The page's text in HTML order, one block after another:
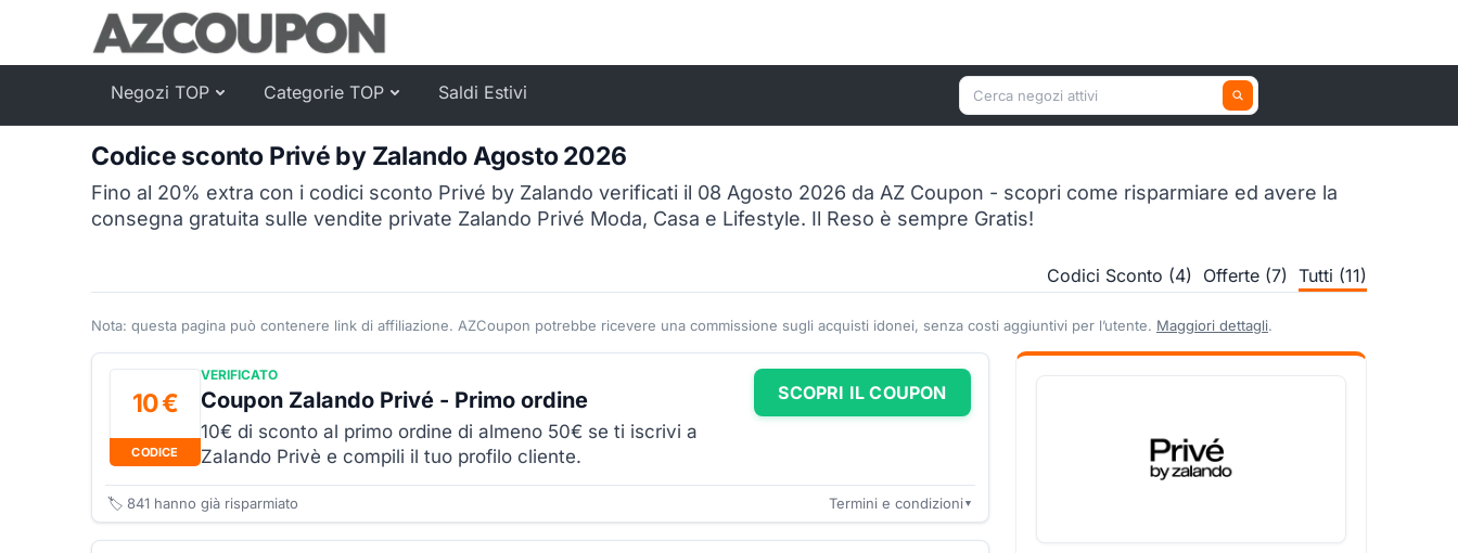
Negozi TOP Categorie TOP Saldi Estivi
Cerca un negozio attivo
Codice sconto Privé by Zalando Agosto 2026
Fino al 20% extra con i codici sconto Privé by Zalando verificati il 08 Agosto 2026 da AZ Coupon - scopri come risparmiare ed avere la
consegna gratuita sulle vendite private Zalando Privé Moda, Casa e Lifestyle. Il Reso è sempre Gratis!
Codici Sconto (4) Offerte (7) Tutti (11)
Nota: questa pagina può contenere link di affiliazione. AZCoupon potrebbe ricevere una commissione sugli acquisti idonei, senza costi aggiuntivi per l’utente. Maggiori dettagli.
10 €
CODICE
VERIFICATO
Coupon Zalando Privé - Primo ordine
10€ di sconto al primo ordine di almeno 50€ se ti iscrivi a
Zalando Privè e compili il tuo profilo cliente.
SCOPRI IL COUPON
🏷️ 841 hanno già risparmiato Termini e condizioni ▼